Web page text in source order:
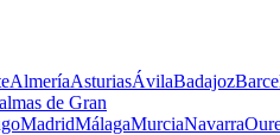
AlmeríaAsturiasÁvilaBadajoz
de Gran
MadridMálagaMurciaNavarra